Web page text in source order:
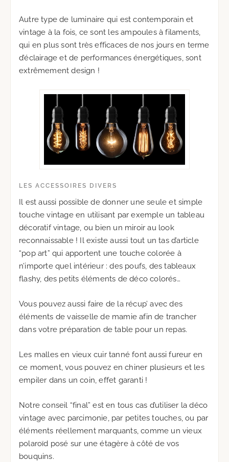
Autre type de luminaire qui est contemporain et
vintage à la fois, ce sont les ampoules à filaments,
qui en plus sont très efficaces de nos jours en terme
d’éclairage et de performances énergétiques, sont
extrêmement design !
LES ACCESSOIRES DIVERS
Il est aussi possible de donner une seule et simple
touche vintage en utilisant par exemple un tableau
décoratif vintage, ou bien un miroir au look
reconnaissable ! Il existe aussi tout un tas d’article
“pop art” qui apportent une touche colorée à
n’importe quel intérieur : des poufs, des tableaux
flashy, des petits éléments de déco colorés…
Vous pouvez aussi faire de la récup’ avec des
éléments de vaisselle de mamie afin de trancher
dans votre préparation de table pour un repas.
Les malles en vieux cuir tanné font aussi fureur en
ce moment, vous pouvez en chiner plusieurs et les
empiler dans un coin, effet garanti !
Notre conseil “final” est en tous cas d’utiliser la déco
vintage avec parcimonie, par petites touches, ou par
éléments réellement marquants, comme un vieux
polaroïd posé sur une étagère à côté de vos
bouquins.